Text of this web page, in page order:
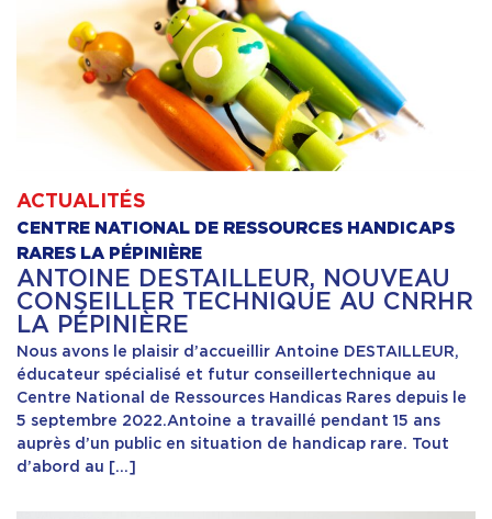
ACTUALITÉS
CENTRE NATIONAL DE RESSOURCES HANDICAPS
RARES LA PÉPINIÈRE
ANTOINE DESTAILLEUR, NOUVEAU
CONSEILLER TECHNIQUE AU CNRHR
LA PÉPINIÈRE
Nous avons le plaisir d’accueillir Antoine DESTAILLEUR,
éducateur spécialisé et futur conseillertechnique au
Centre National de Ressources Handicas Rares depuis le
5 septembre 2022.Antoine a travaillé pendant 15 ans
auprès d’un public en situation de handicap rare. Tout
d’abord au […]